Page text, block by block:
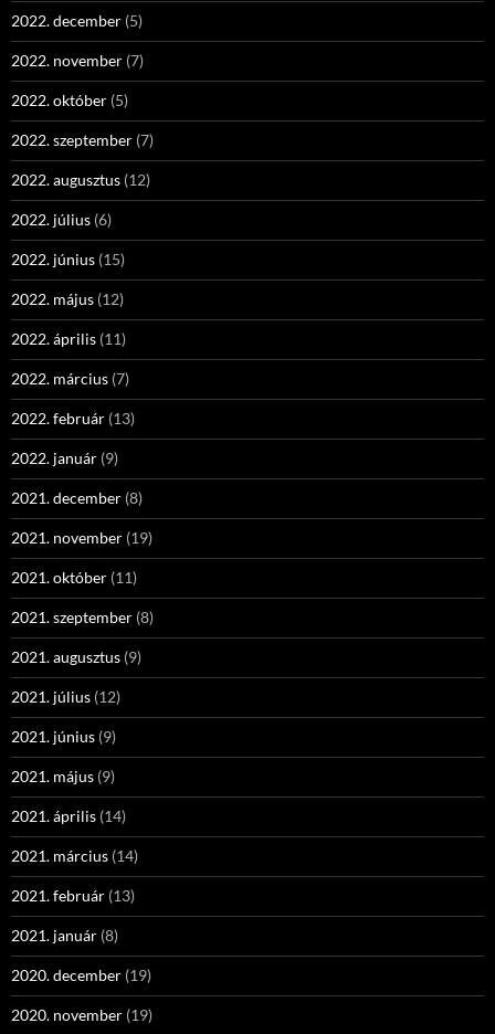
2022. december (5)
2022. november (7)
2022. október (5)
2022. szeptember (7)
2022. augusztus (12)
2022. július (6)
2022. június (15)
2022. május (12)
2022. április (11)
2022. március (7)
2022. február (13)
2022. január (9)
2021. december (8)
2021. november (19)
2021. október (11)
2021. szeptember (8)
2021. augusztus (9)
2021. július (12)
2021. június (9)
2021. május (9)
2021. április (14)
2021. március (14)
2021. február (13)
2021. január (8)
2020. december (19)
2020. november (19)